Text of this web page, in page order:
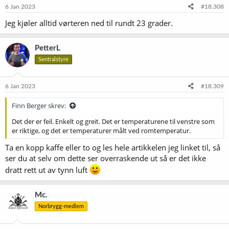
6 Jan 2023 #18.308
Jeg kjøler alltid vørteren ned til rundt 23 grader.
PetterL
Sentralstyre
6 Jan 2023 #18.309
Finn Berger skrev:
Det der er feil. Enkelt og greit. Det er temperaturene til venstre som
er riktige, og det er temperaturer målt ved romtemperatur.
Ta en kopp kaffe eller to og les hele artikkelen jeg linket til, så
ser du at selv om dette ser overraskende ut så er det ikke
dratt rett ut av tynn luft
Mc.
Norbrygg-medlem